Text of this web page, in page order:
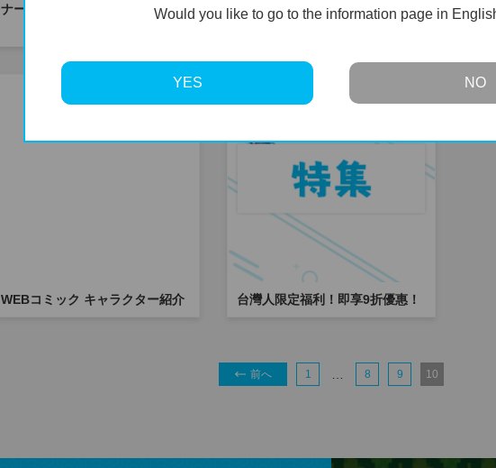
ナーに！
チ
WEBコミック キャラクター紹介 台灣人限定福利！即享9折優惠！
前へ 1 8 9 10
Would you like to go to the information page in
YES NO